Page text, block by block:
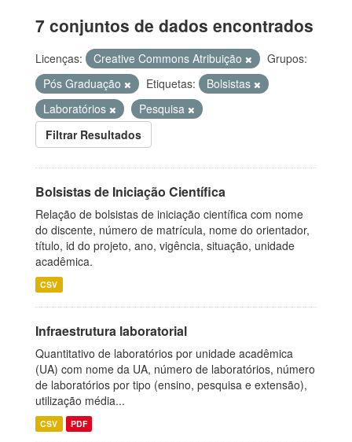
7 conjuntos de dados encontrados
Licenças: Creative Commons Atribuição
Grupos:
Pós Graduação
Etiquetas:
Bolsistas
Laboratórios
Pesquisa
Filtrar Resultados
Bolsistas de Iniciação Científica
Relação de bolsistas de iniciação científica com nome
do discente, número de matrícula, nome do orientador,
título, id do projeto, ano, vigência, situação, unidade
acadêmica.
CSV
Infraestrutura laboratorial
Quantitativo de laboratórios por unidade acadêmica
(UA) com nome da UA, número de laboratórios, número
de laboratórios por tipo (ensino, pesquisa e extensão),
utilização média...
CSV PDF